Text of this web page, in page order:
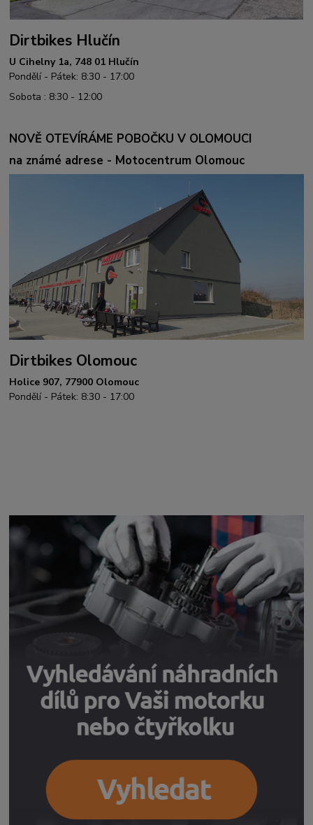
Dirtbikes Hlučín
U Cihelny 1a, 748 01 Hlučín
Pondělí - Pátek: 8:30 - 17:00
Sobota : 8:30 - 12:00
NOVĚ OTEVÍRÁME POBOČKU V OLOMOUCI
na známé adrese - Motocentrum Olomouc
Dirtbikes Olomouc
Holice 907, 77900 Olomouc
Pondělí - Pátek: 8:30 - 17:00